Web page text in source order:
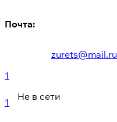
Почта:
zurets@mail.ru
1
1 Не в сети